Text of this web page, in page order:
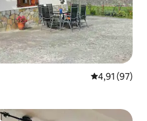
Évaluation
4,91 (97)